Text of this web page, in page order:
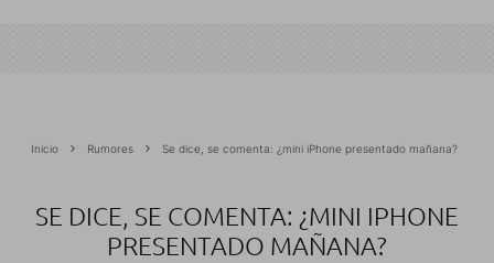
Inicio Rumores Se dice, se comenta: ¿mini iPhone presentado mañana?
SE DICE, SE COMENTA: ¿MINI IPHONE
PRESENTADO MAÑANA?